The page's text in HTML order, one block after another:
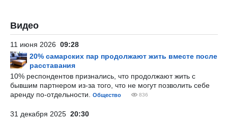
Видео
11 июня 2026 09:28
20% самарских пар продолжают жить вместе после
расставания
10% респондентов признались, что продолжают жить с
бывшим партнером из-за того, что не могут позволить себе
аренду по-отдельности.
Общество 836
31 декабря 2025 20:30